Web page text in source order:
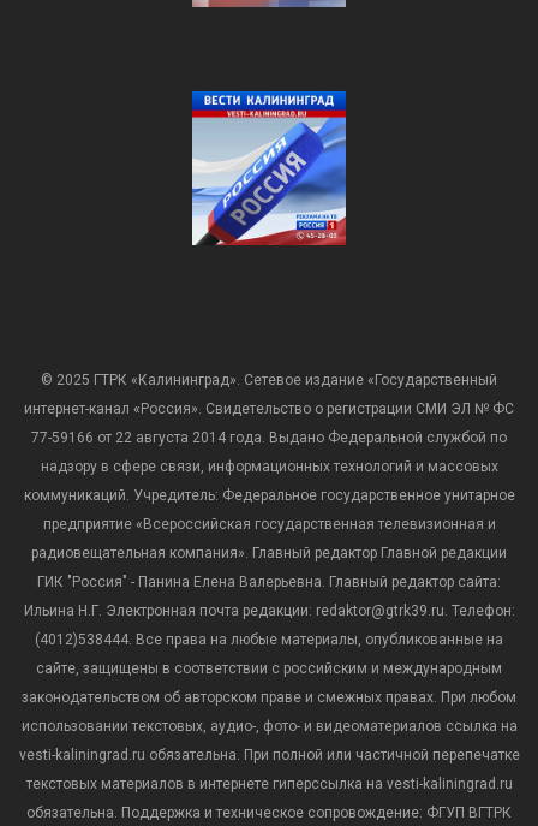
© 2025 ГТРК «Калининград». Сетевое издание «Государственный
интернет-канал «Россия». Свидетельство о регистрации СМИ ЭЛ № ФС
77-59166 от 22 августа 2014 года. Выдано Федеральной службой по
надзору в сфере связи, информационных технологий и массовых
коммуникаций. Учредитель: Федеральное государственное унитарное
предприятие «Всероссийская государственная телевизионная и
радиовещательная компания». Главный редактор Главной редакции
ГИК "Россия" - Панина Елена Валерьевна. Главный редактор сайта:
Ильина Н.Г. Электронная почта редакции: redaktor@gtrk39.ru. Телефон:
(4012)538444. Все права на любые материалы, опубликованные на
сайте, защищены в соответствии с российским и международным
законодательством об авторском праве и смежных правах. При любом
использовании текстовых, аудио-, фото- и видеоматериалов ссылка на
vesti-kaliningrad.ru обязательна. При полной или частичной перепечатке
текстовых материалов в интернете гиперссылка на vesti-kaliningrad.ru
обязательна. Поддержка и техническое сопровождение: ФГУП ВГТРК